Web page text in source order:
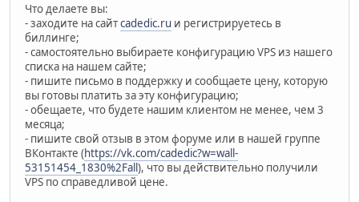
Что делаете вы:
- заходите на сайтcadedic.ru и регистрируетесь в
биллинге;
- самостоятельно выбираете конфигурацию VPS из нашего
списка на нашем сайте;
- пишите письмо в поддержку и сообщаете цену, которую
вы готовы платить за эту конфигурацию;
- обещаете, что будете нашим клиентом не менее, чем 3
месяца;
- пишите свой отзыв в этом форуме или в нашей группе
ВКонтакте (https://vk.com/cadedic?w=wall-
53151454_1830%2Fall), что вы действительно получили
VPS по справедливой цене.